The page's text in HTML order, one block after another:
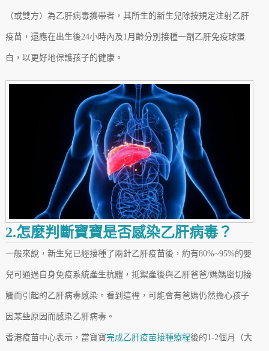
（或雙方）為乙肝病毒攜帶者，其所生的新生兒除按規定注射乙肝
疫苗，還應在出生後24小時內及1月齡分別接種一劑乙肝免疫球蛋
白，以更好地保護孩子的健康。
2.怎麼判斷寶寶是否感染乙肝病毒？
一般來說，新生兒已經接種了兩針乙肝疫苗後，約有80%~95%的嬰
兒可通過自身免疫系統產生抗體，抵禦產後與乙肝爸爸/媽媽密切接
觸而引起的乙肝病毒感染。看到這裡，可能會有爸媽仍然擔心孩子
因某些原因而感染乙肝病毒。
香港疫苗中心表示，當寶寶完成乙肝疫苗接種療程後的1-2個月（大